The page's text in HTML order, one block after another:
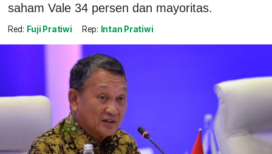
saham Vale 34 persen dan mayoritas.
Red: Fuji Pratiwi Rep: Intan Pratiwi